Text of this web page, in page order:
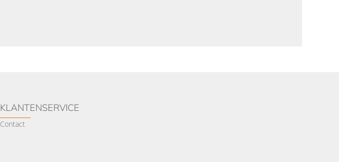
KLANTENSERVICE
Contact